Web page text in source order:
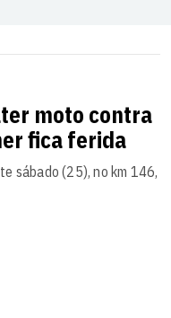
moto contra
fica ferida
sábado (25), no km 146,